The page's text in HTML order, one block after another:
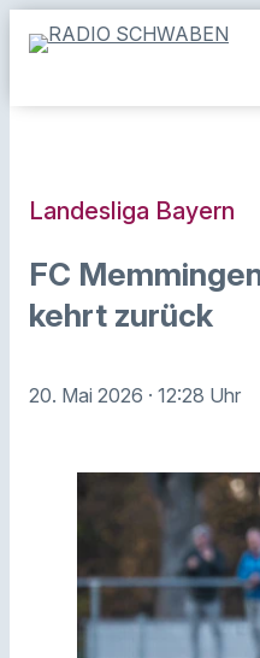
Landesliga Bayern
FC
kehrt zurück
20. Mai 2026 · 12:28 Uhr